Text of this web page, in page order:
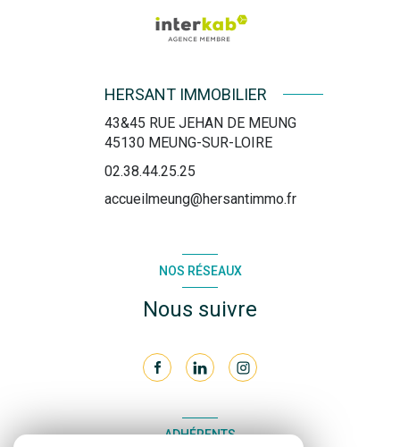
HERSANT IMMOBILIER
43&45 RUE JEHAN DE MEUNG
45130 MEUNG-SUR-LOIRE
02.38.44.25.25
accueilmeung@hersantimmo.fr
NOS RÉSEAUX
Nous suivre
ADHÉRENTS